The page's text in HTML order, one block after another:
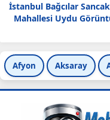
İstanbul Bağcılar
Mahallesi Uydu
Afyon Aksaray